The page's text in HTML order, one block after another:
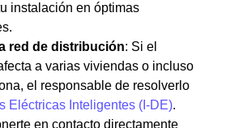
instalación en óptimas
red de distribución: Si el
a varias viviendas o incluso
el responsable de resolverlo
Eléctricas Inteligentes (I-DE).
en contacto directamente